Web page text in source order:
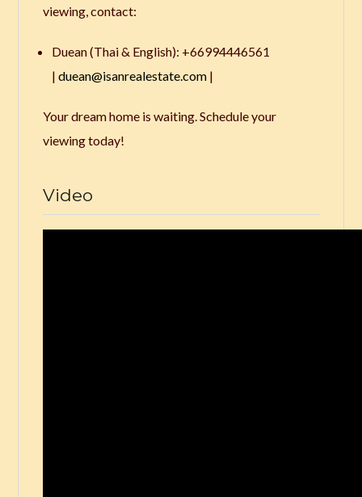
viewing, contact:
Duean (Thai & English): +66994446561
| duean@isanrealestate.com|
Your dream home is waiting. Schedule your
viewing today!
Video